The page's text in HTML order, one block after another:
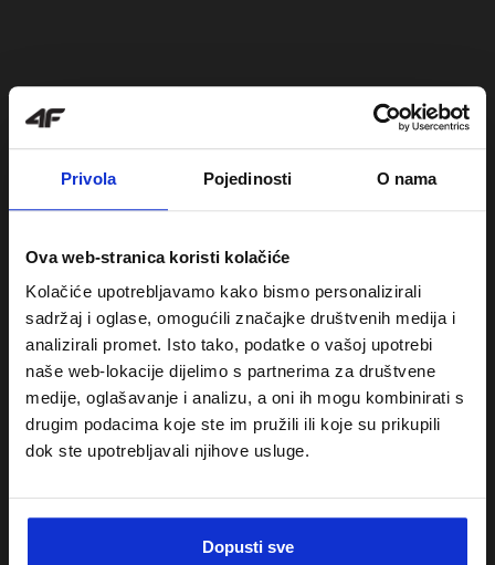
Privola Pojedinosti O nama
Ova web-stranica koristi kolačiće
Kolačiće upotrebljavamo kako bismo personalizirali
sadržaj i oglase, omogućili značajke društvenih medija i
analizirali promet. Isto tako, podatke o vašoj upotrebi
naše web-lokacije dijelimo s partnerima za društvene
medije, oglašavanje i analizu, a oni ih mogu kombinirati s
drugim podacima koje ste im pružili ili koje su prikupili
dok ste upotrebljavali njihove usluge.
Dopusti sve